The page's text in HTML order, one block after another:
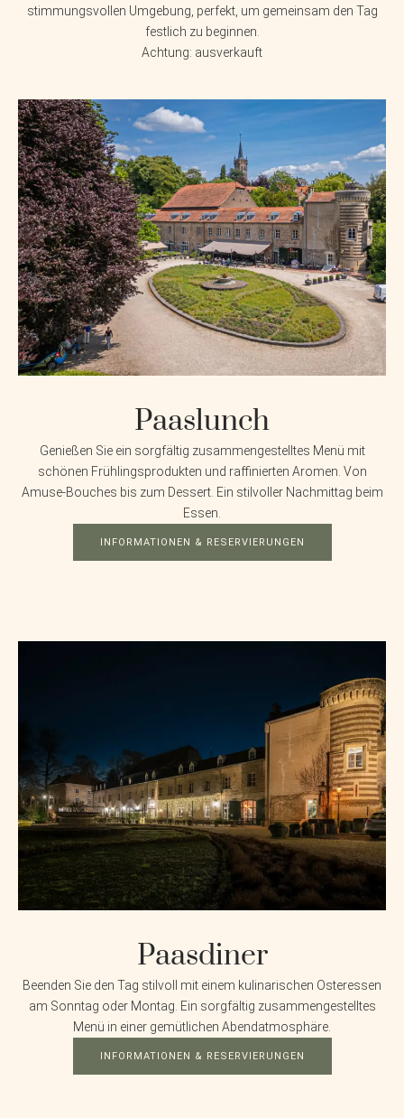
stimmungsvollen Umgebung, perfekt, um gemeinsam den Tag
festlich zu beginnen.
Achtung: ausverkauft
Paaslunch
Genießen Sie ein sorgfältig zusammengestelltes Menü mit
schönen Frühlingsprodukten und raffinierten Aromen. Von
Amuse-Bouches bis zum Dessert. Ein stilvoller Nachmittag beim
Essen.
INFORMATIONEN & RESERVIERUNGEN
Paasdiner
Beenden Sie den Tag stilvoll mit einem kulinarischen Osteressen
am Sonntag oder Montag. Ein sorgfältig zusammengestelltes
Menü in einer gemütlichen Abendatmosphäre.
INFORMATIONEN & RESERVIERUNGEN